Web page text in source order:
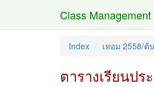
Class
Index เทอม 2558/ต้
ตารางเรียนป